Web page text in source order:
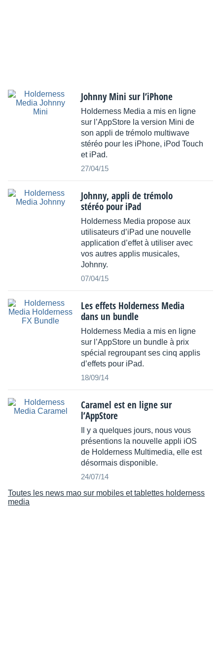
Johnny Mini sur l’iPhone
Holderness Media a mis en ligne
sur l’AppStore la version Mini de
son appli de trémolo multiwave
stéréo pour les iPhone, iPod Touch
et iPad.
27/04/15
Johnny, appli de trémolo
stéréo pour iPad
Holderness Media propose aux
utilisateurs d’iPad une nouvelle
application d’effet à utiliser avec
vos autres applis musicales,
Johnny.
07/04/15
Les effets Holderness Media
dans un bundle
Holderness Media a mis en ligne
sur l’AppStore un bundle à prix
spécial regroupant ses cinq applis
d’effets pour iPad.
18/09/14
Caramel est en ligne sur
l’AppStore
Il y a quelques jours, nous vous
présentions la nouvelle appli iOS
de Holderness Multimedia, elle est
désormais disponible.
24/07/14
Toutes les news mao sur mobiles et tablettes holderness
media